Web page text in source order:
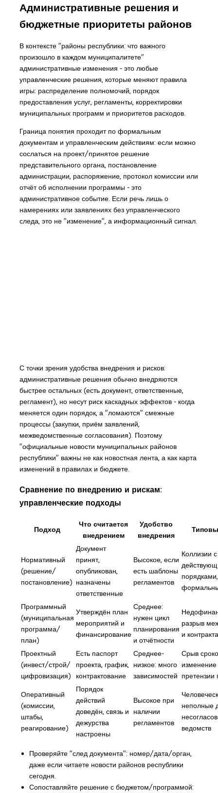
Административные решения и
бюджетные приоритеты районов
В контексте "районы республики: что важного
произошло в каждом муниципалитете"
административные изменения - это любые
управленческие решения, которые меняют правила
игры: распределение полномочий, порядок
предоставления услуг, регламенты, корректировки
муниципальных программ и приоритетов расходов.
Граница понятия проходит по формальным
документам и управленческим действиям: если можно
сослаться на проект/принятое решение
представительного органа, постановление
администрации, распоряжение, протокол комиссии или
отчёт об исполнении программы - это
административное событие. Если речь лишь о
намерениях или заявлениях без управленческого
следа, это не "изменение", а информационный сигнал.
С точки зрения удобства внедрения и рисков:
административные решения обычно внедряются
быстрее остальных (есть документ, ответственные,
регламент), но несут риск каскадных эффектов - когда
меняется один порядок, а "ломаются" смежные
процессы (закупки, приём заявлений,
межведомственные согласования). Поэтому
"официальные новости муниципальных районов
республики" важны не как новостная лента, а как карта
изменений в правилах и бюджете.
Сравнение по внедрению и рискам:
управленческие подходы
Подход
Что считается
внедрением
Удобство
внедрения
Нормативный
(решение/
постановление)
Документ
принят,
опубликован,
назначены
ответственные
Высокое, если
есть шаблоны
регламентов
Коллизии с
порядками,
Программный
(муниципальная
программа/
план)
Утверждён план
мероприятий и
финансирование
Среднее:
нужен цикл
планирования
и отчётности
разрыв
и
Проектный
(инвест/строй/
цифровизация)
Есть паспорт
проекта, график,
контрактование
Среднее-
низкое: много
зависимостей
Срыв
претензии
Оперативный
(комиссии,
штабы,
реагирование)
Порядок
действий
доведён, связь и
дежурства
настроены
Высокое при
наличии
регламентов
неполные
ведомств
Проверяйте "след документа": номер/дата/орган,
даже если читаете новости районов республики
сегодня.
Сопоставляйте решение с бюджетом/программой: